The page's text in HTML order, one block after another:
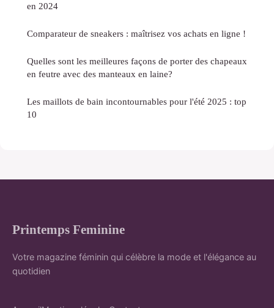
en 2024
Comparateur de sneakers : maîtrisez vos achats en ligne !
Quelles sont les meilleures façons de porter des chapeaux
en feutre avec des manteaux en laine?
Les maillots de bain incontournables pour l'été 2025 : top
10
Printemps Feminine
Votre magazine féminin qui célèbre la mode et l'élégance au
quotidien